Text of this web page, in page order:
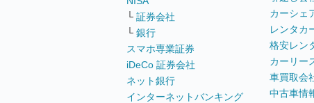
└ 証券会社
└ 銀行
スマホ専業証券
iDeCo 証券会社
ネット銀行
インターネットバンキング
カーシェ
レンタカ
格安レン
カーリー
車買取会
中古車情